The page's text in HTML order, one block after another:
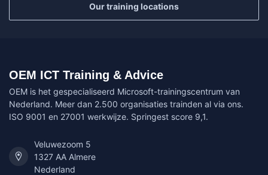
Our training locations
OEM ICT Training & Advice
OEM is het gespecialiseerd Microsoft-trainingscentrum van
Nederland. Meer dan 2.500 organisaties trainden al via ons.
ISO 9001 en 27001 werkwijze. Springest score 9,1.
Veluwezoom 5
1327 AA Almere
Nederland